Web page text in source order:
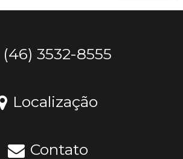
(46) 3532-8555
Localização
Contato